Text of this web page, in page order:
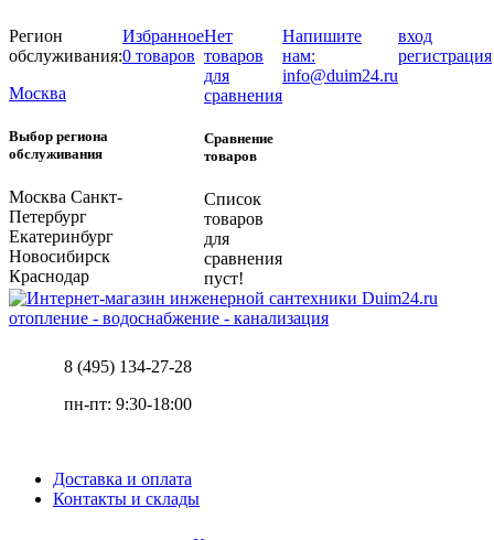
Регион
обслуживания:
Москва
Выбор региона
обслуживания
Москва Санкт-
Петербург
Екатеринбург
Новосибирск
Краснодар
Избранное
0 товаров
Нет
товаров
для
сравнения
Сравнение
товаров
Список
товаров
для
сравнения
пуст!
Напишите
нам:
info@duim24.ru
вход
регистрация
отопление - водоснабжение - канализация
8 (495) 134-27-28
пн-пт: 9:30-18:00
Доставка и оплата
Контакты и склады